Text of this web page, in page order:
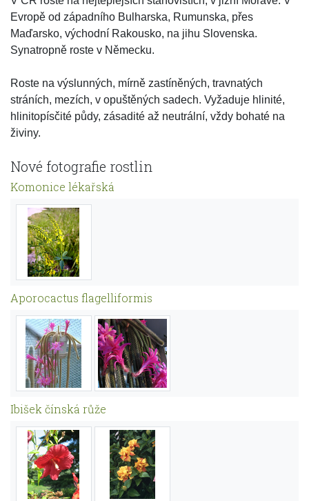
Evropě od západního Bulharska, Rumunska, přes
Maďarsko, východní Rakousko, na jihu Slovenska.
Synatropně roste v Německu.
Roste na výslunných, mírně zastíněných, travnatých
stráních, mezích, v opuštěných sadech. Vyžaduje hlinité,
hlinitopísčité půdy, zásadité až neutrální, vždy bohaté na
živiny.
Nové fotografie rostlin
Komonice lékařská
Aporocactus flagelliformis
Ibišek čínská růže